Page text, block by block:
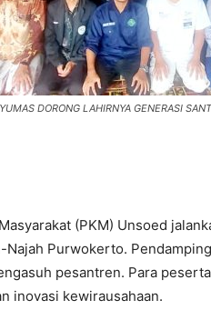
DORONG LAHIRNYA GENERASI
(PKM) Unsoed
Najah Purwokerto.
pesantren. Para
inovasi kewirausahaan.